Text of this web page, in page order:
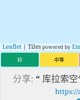
Leaflet | Tiles powered by
好 中等
分享: “ 库拉索
https://